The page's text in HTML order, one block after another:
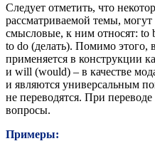
Следует отметить, что
рассматриваемой темы,
смысловые, к ним относят: to
to do (делать). Помимо этого,
применяется в конструкции
и will (would) – в качестве
и являются универсальным
не переводятся. При
вопросы.
Примеры: